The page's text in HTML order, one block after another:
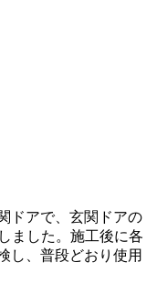
ドアで、玄関ドアの
ました。施工後に各
し、普段どおり使用